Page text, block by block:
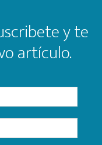
y te
artículo.